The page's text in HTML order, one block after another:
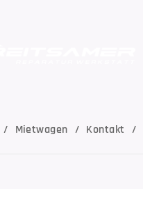
Mietwagen Kontakt